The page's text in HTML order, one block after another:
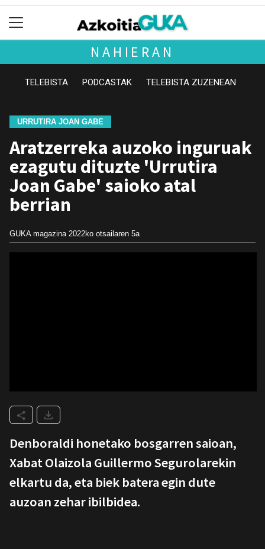
NAHIERAN
TELEBISTA PODCASTAK TELEBISTA ZUZENEAN
URRUTIRA JOAN GABE
Aratzerreka auzoko inguruak
ezagutu dituzte 'Urrutira
Joan Gabe' saioko atal
berrian
GUKA magazina 2022ko otsailaren 5a
Denboraldi honetako bosgarren saioan,
Xabat Olaizola Guillermo Segurolarekin
elkartu da, eta biek batera egin dute
auzoan zehar ibilbidea.